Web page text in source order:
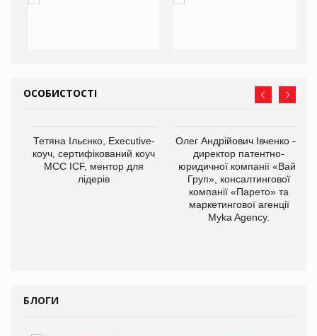
ОСОБИСТОСТІ
Тетяна Ільєнко, Executive-
коуч, сертифікований коуч
МСС ICF, ментор для
лідерів
Олег Андрійович Івченко —
директор патентно-
юридичної компанії «Вайз
Груп», консалтингової
компанії «Парето» та
маркетингової агенції
Myka Agency.
БЛОГИ